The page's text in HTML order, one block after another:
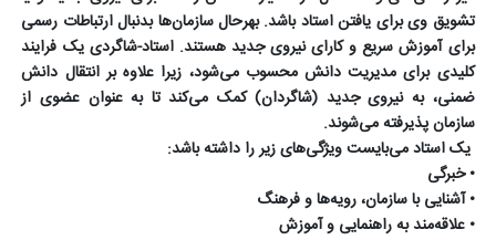
تشویق وی برای یافتن استاد باشد. بهرحال سازمان‌ها بدنبال ارتباطات رسمی
برای آموزش سریع و کارای نیروی جدید هستند. استاد-شاگردی یک فرایند
کلیدی برای مدیریت دانش محسوب می‌شود، زیرا علاوه بر انتقال دانش
ضمنی، به نیروی جدید (شاگردان) کمک می‌کند تا به عنوان عضوی از
سازمان پذیرفته می‌شوند.
یک استاد می‌بایست ویژگی‌های زیر را داشته باشد:
•خبرگی
•آشنایی با سازمان، رویه‌ها و فرهنگ
• علاقه‌مند به راهنمایی و آموزش